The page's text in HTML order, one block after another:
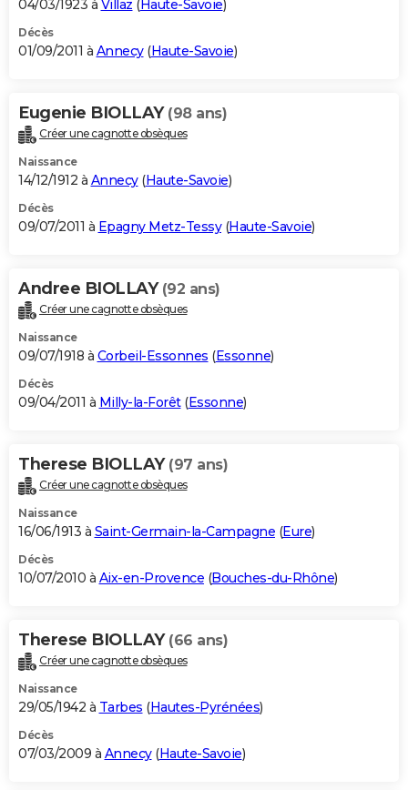
04/03/1923 à Villaz ( Haute-Savoie)
Décès
01/09/2011 à Annecy(Haute-Savoie)
Eugenie BIOLLAY (98 ans)
Créer une cagnotte obsèques
Naissance
14/12/1912 à Annecy(Haute-Savoie)
Décès
09/07/2011 à Epagny Metz-Tessy(Haute-Savoie)
Andree BIOLLAY (92 ans)
Créer une cagnotte obsèques
Naissance
09/07/1918 à Corbeil-Essonnes (Essonne)
Décès
09/04/2011 à Milly-la-Forêt(Essonne)
Therese BIOLLAY (97 ans)
Créer une cagnotte obsèques
Naissance
16/06/1913 à Saint-Germain-la-Campagne (Eure)
Décès
10/07/2010 à Aix-en-Provence (Bouches-du-Rhône)
Therese BIOLLAY (66 ans)
Créer une cagnotte obsèques
Naissance
29/05/1942 à Tarbes (Hautes-Pyrénées)
Décès
07/03/2009 à Annecy(Haute-Savoie)